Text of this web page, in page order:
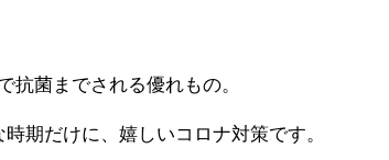
抗菌までされる優れもの。
期だけに、嬉しいコロナ対策です。